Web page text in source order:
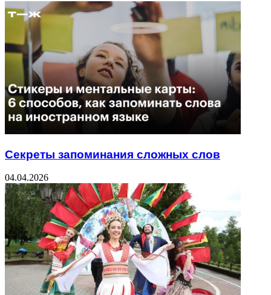
Секреты запоминания сложных слов
04.04.2026